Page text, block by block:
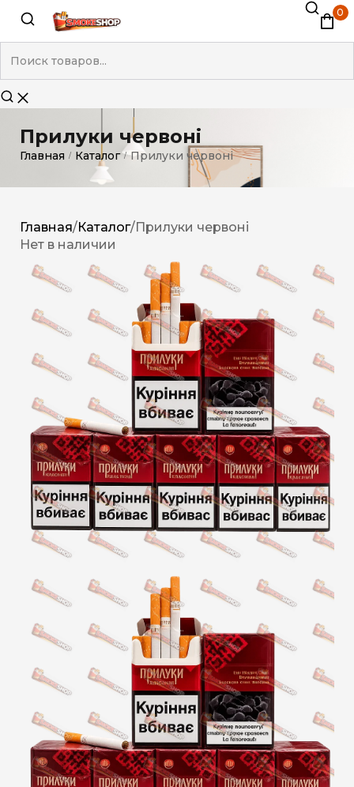
0
Прилуки червоні
Главная / Каталог / Прилуки червоні
Главная/Каталог/Прилуки червоні
Нет в наличии